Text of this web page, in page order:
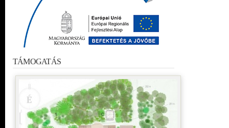
TÁMOGATÁS